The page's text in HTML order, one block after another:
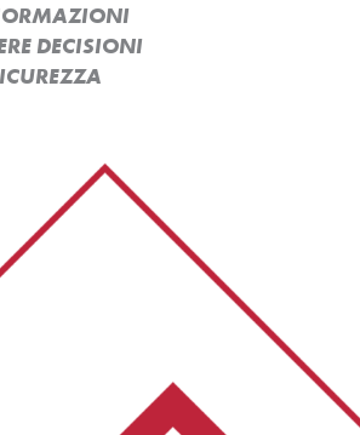
DECISIONI